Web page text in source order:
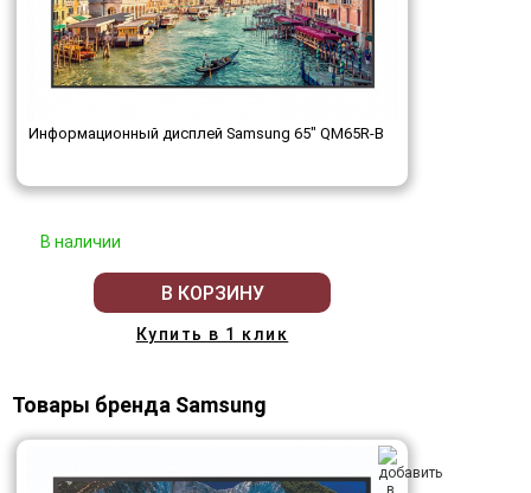
Информационный дисплей Samsung 65" QM65R-B
В наличии
В КОРЗИНУ
Купить в 1 клик
Товары бренда Samsung